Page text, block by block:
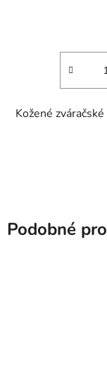
Kožené
Podobné